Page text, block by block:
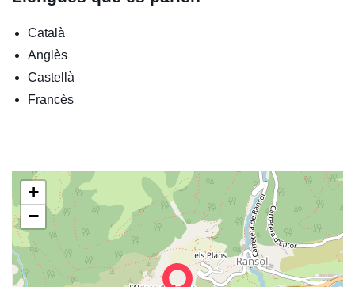
Català
Anglès
Castellà
Francès
+
−